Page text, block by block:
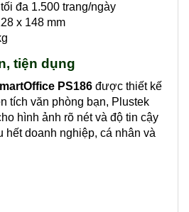
tối đa 1.500 trang/ngày
x 148 mm
tiện dụng
PS186 được thiết kế
tích văn phòng bạn, Plustek
hình ảnh rõ nét và độ tin cậy
hết doanh nghiệp, cá nhân và